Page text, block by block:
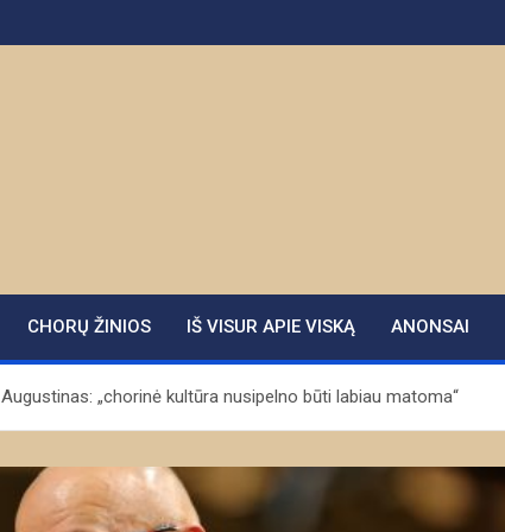
CHORŲ ŽINIOS IŠ VISUR APIE VISKĄ ANONSAI
„chorinė kultūra nusipelno būti labiau matoma“